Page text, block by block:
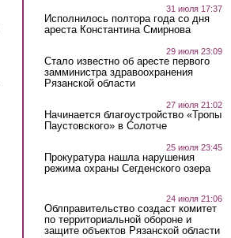
31 июля 17:37
Исполнилось полтора года со дня
ареста Константина Смирнова
29 июля 23:09
Стало известно об аресте первого
замминистра здравоохранения
Рязанской области
27 июля 21:02
Начинается благоустройство «Тропы
Паустовского» в Солотче
25 июля 23:45
Прокуратура нашла нарушения
режима охраны Сегденского озера
24 июля 21:06
Облправительство создаст комитет
по территориальной обороне и
защите объектов Рязанской области